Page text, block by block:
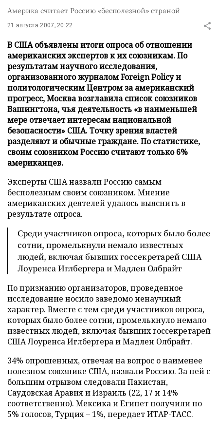
Америка считает Россию «бесполезной» страной
21 августа 2007, 20:22
В США объявлены итоги опроса об отношении
американских экспертов к их союзникам. По
результатам научного исследования,
организованного журналом Foreign Policy и
политологическим Центром за американский
прогресс, Москва возглавила список союзников
Вашингтона, чья деятельность «в наименьшей
мере отвечает интересам национальной
безопасности» США. Точку зрения властей
разделяют и обычные граждане. По статистике,
своим союзником Россию считают только 6%
американцев.
Эксперты США назвали Россию самым
бесполезным своим союзником. Мнение
американских деятелей удалось выяснить в
результате опроса.
Среди участников опроса, которых было более
сотни, промелькнули немало известных
людей, включая бывших госсекретарей США
Лоуренса Иглбергера и Мадлен Олбрайт
По признанию организаторов, проведенное
исследование носило заведомо ненаучный
характер. Вместе с тем среди участников опроса,
которых было более сотни, промелькнуло немало
известных людей, включая бывших госсекретарей
США Лоуренса Иглбергера и Мадлен Олбрайт.
34% опрошенных, отвечая на вопрос о наименее
полезном союзнике США, назвали Россию. За ней с
большим отрывом следовали Пакистан,
Саудовская Аравия и Израиль (22, 17 и 14%
соответственно). Мексика и Египет получили по
5% голосов, Турция – 1%, передает ИТАР-ТАСС.